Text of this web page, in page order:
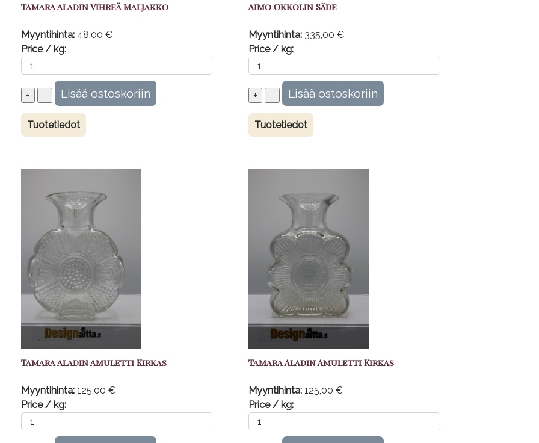
Tamara Aladin Vihreä Maljakko
Myyntihinta: 48,00 €
Price / kg:
Tuotetiedot
Aimo Okkolin Säde
Myyntihinta: 335,00 €
Price / kg:
Tuotetiedot
Tamara Aladin Amuletti Kirkas
Myyntihinta: 125,00 €
Price / kg:
Tamara Aladin Amuletti Kirkas
Myyntihinta:125,00 €
Price / kg: